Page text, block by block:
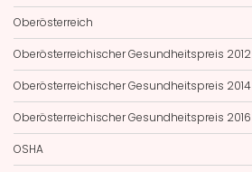
Oberösterreich
Oberösterreichischer Gesundheitspreis 2012
Oberösterreichischer Gesundheitspreis 2014
Oberösterreichischer Gesundheitspreis 2016
OSHA